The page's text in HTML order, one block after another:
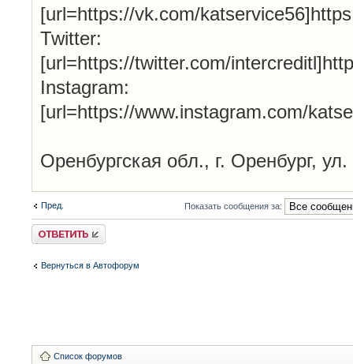
[url=https://vk.com/
Twitter:
[url=https://twitter.com/
Instagram:
[url=https://www.instagram.com/
Оренбургская обл., г. Оренбург,
Пред. Показать сообщения за:
Ответить
Вернуться в Автофорум
Список форумов